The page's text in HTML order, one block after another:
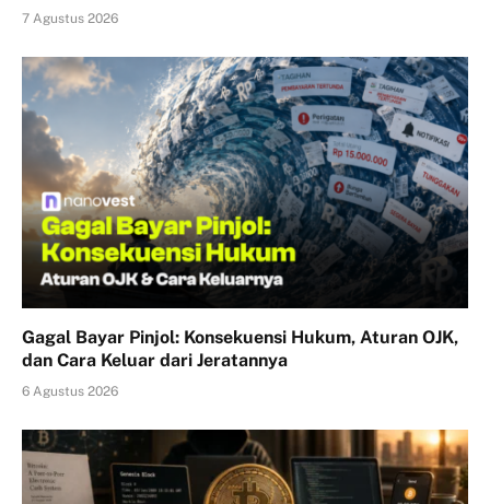
7 Agustus 2026
Gagal Bayar Pinjol: Konsekuensi Hukum, Aturan OJK,
dan Cara Keluar dari Jeratannya
6 Agustus 2026